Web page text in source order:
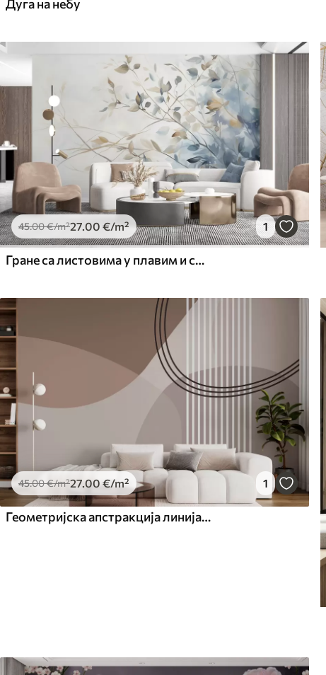
Дуга на небу
45.00€/m²27.00 €/m² 1
Гране са листовима у плавим и смеђим тоновима, светле позадине, меке и нежне, акварел стил
45.00€/m²27.00 €/m² 1
Геометријска апстракција линија и круг минимализам модеран стил